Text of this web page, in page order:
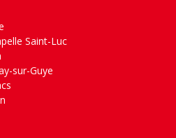
Saint-Luc
sur-Guye